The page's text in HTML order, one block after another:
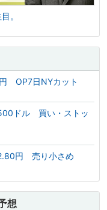
。
OP7日NYカット
ドル 買い・ストッ
円 売り小さめ
想